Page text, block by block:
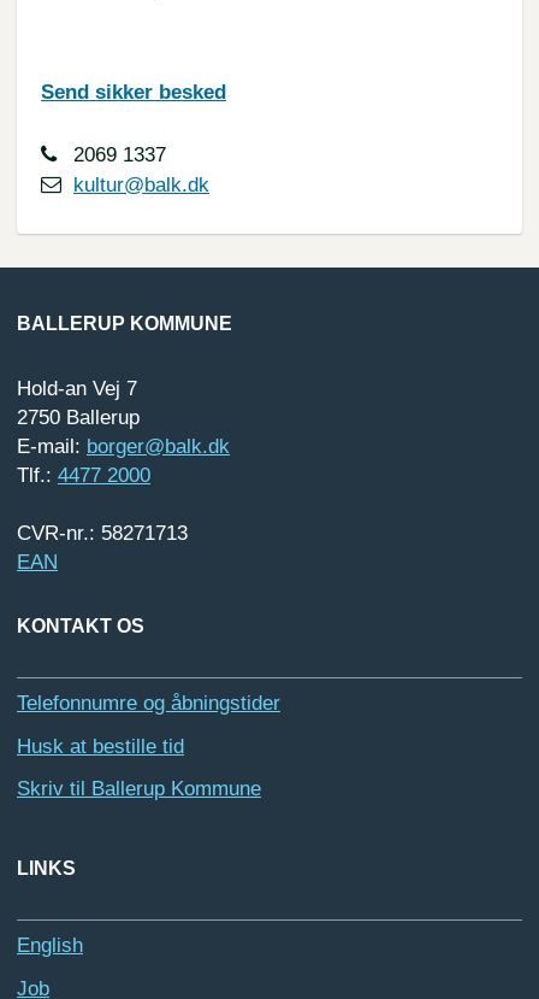
Send sikker besked
2069 1337
kultur@balk.dk
BALLERUP KOMMUNE
Hold-an Vej 7
2750 Ballerup
E-mail: borger@balk.dk
Tlf.: 4477 2000
CVR-nr.: 58271713
EAN
KONTAKT OS
Telefonnumre og åbningstider
Husk at bestille tid
Skriv til Ballerup Kommune
LINKS
English
Job